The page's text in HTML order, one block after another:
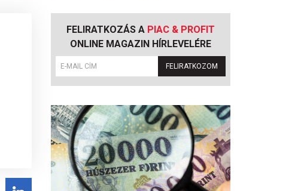
FELIRATKOZÁS A PIAC & PROFIT
ONLINE MAGAZIN HÍRLEVELÉRE
FELIRATKOZOM